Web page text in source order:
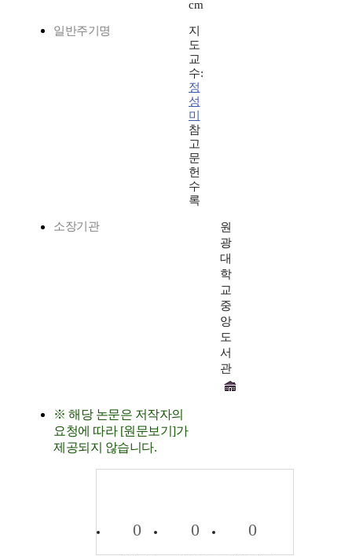
cm
일반주기명
지
도
교
수:
정
성
미
참
고
문
헌
수
록
소장기관
원
광
대
학
교
중
앙
도
서
관
※ 해당 논문은 저작자의
요청에 따라 [원문보기]가
제공되지 않습니다.
0 0 0